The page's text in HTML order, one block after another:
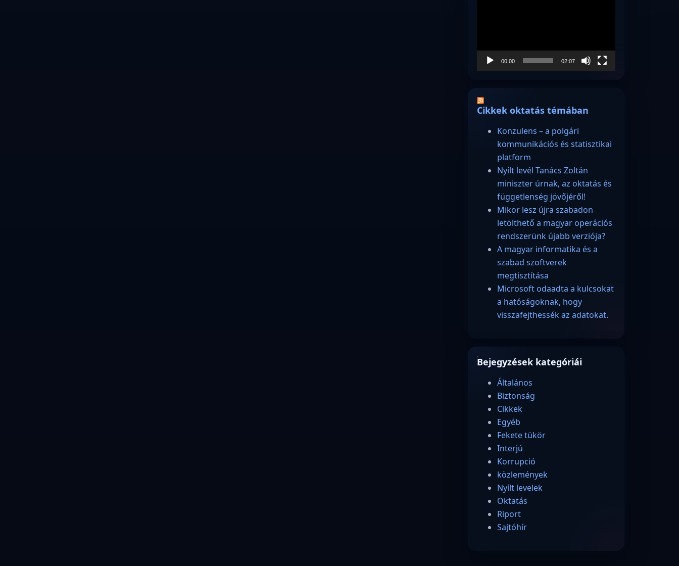
00:00 02:07
Cikkek oktatás témában
Konzulens – a polgári
kommunikációs és statisztikai
platform
Nyílt levél Tanács Zoltán
miniszter úrnak, az oktatás és
függetlenség jövőjéről!
Mikor lesz újra szabadon
letölthető a magyar operációs
rendszerünk újabb verziója?
A magyar informatika és a
szabad szoftverek
megtisztítása
Microsoft odaadta a kulcsokat
a hatóságoknak, hogy
visszafejthessék az adatokat.
Bejegyzések kategóriái
Általános
Biztonság
Cikkek
Egyéb
Fekete tükör
Interjú
Korrupció
közlemények
Nyílt levelek
Oktatás
Riport
Sajtóhír